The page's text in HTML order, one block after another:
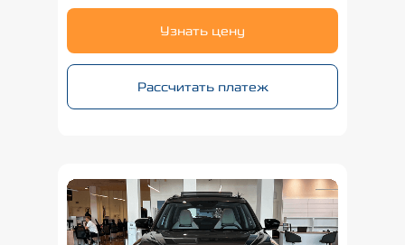
Рассчитать платеж
Узнать цену